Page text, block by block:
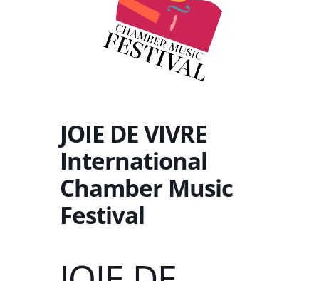
JOIE DE VIVRE
International
Chamber Music
Festival